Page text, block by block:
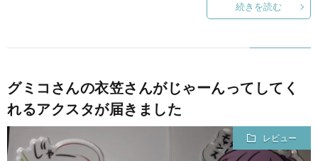
続きを読む
グミコさんの衣笠さんがじゃーんってしてく
れるアクスタが届きました
レビュー